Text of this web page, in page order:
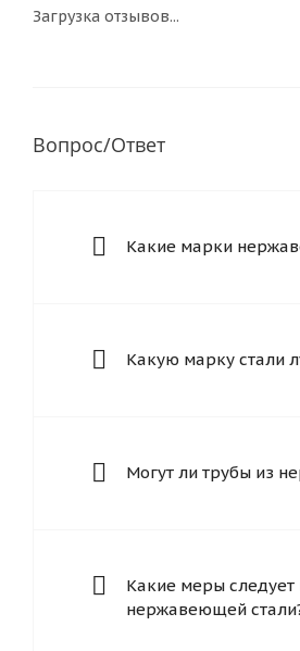
Загрузка отзывов...
Вопрос/Ответ
Какие марки
Какую марку стали
Могут ли трубы из
Какие меры следует
нержавеющей